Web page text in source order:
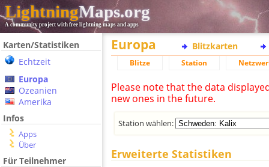
LightningMaps.org
A community project with free lightning maps and apps
Karten/Statistiken
Echtzeit
Europa
Ozeanien
Amerika
Infos
Apps
Über
Für Teilnehmer
Europa Blitzkarten
Blitze Station
Please note that the data
new ones in the future.
Station wählen:
Erweiterte Statistiken